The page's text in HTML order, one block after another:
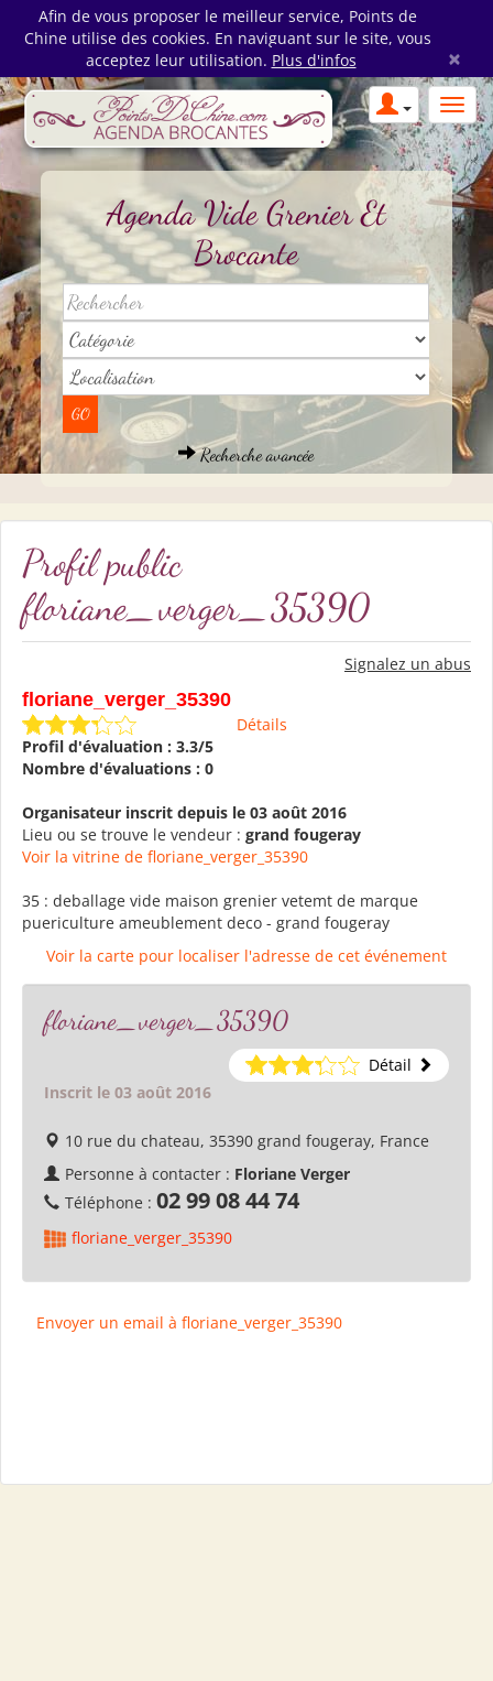
Afin de vous proposer le meilleur service, Points de
Chine utilise des cookies. En naviguant sur le site, vous
acceptez leur utilisation. Plus d'infos ×
Agenda Vide Grenier Et
Brocante
Recherche avancée
Profil public
floriane_verger_35390
Signalez un abus
floriane_verger_35390
Détails
Profil d'évaluation : 3.3/5
Nombre d'évaluations : 0
Organisateur inscrit depuis le 03 août 2016
Lieu ou se trouve le vendeur : grand fougeray
Voir la vitrine de floriane_verger_35390
35 : deballage vide maison grenier vetemt de marque
puericulture ameublement deco - grand fougeray
Voir la carte pour localiser l'adresse de cet événement
floriane_verger_35390
Détail
Inscrit le 03 août 2016
10 rue du chateau, 35390 grand fougeray, France
Personne à contacter : Floriane Verger
Téléphone : 02 99 08 44 74
floriane_verger_35390
Envoyer un email à floriane_verger_35390